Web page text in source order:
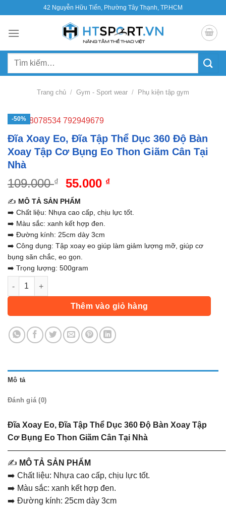
nội
42 Nguyễn Hữu Tiến, Phường Tây Thạnh, TP.HCM
Tìm
Trang chủ / Gym - Sport wear / Phụ kiện tập gym
-50%
Đĩa Xoay Eo, Đĩa Tập Thể Dục 360 Độ Bàn
Xoay Tập Cơ Bụng Eo Thon Giãm Cân Tại
Nhà
109.000₫
Giá
gốc
là:
109.000 ₫.
55.000 ₫
tại
là:
✍️ MÔ TẢ SẢN PHẨM
➡️ Chất liệu: Nhựa cao cấp, chịu lực tốt.
➡️ Màu sắc: xanh kết hợp đen.
➡️ Đường kính: 25cm dày 3cm
➡️ Công dụng: Tập xoay eo giúp làm giảm lượng mỡ, giúp cơ
bụng săn chắc, eo gọn.
➡️ Trọng lượng: 500gram
Đĩa Xoay Eo, Đĩa Tập Thể Dục 360 Độ Bàn Xoay Tập Cơ Bụng
Thêm vào giỏ hàng
Mô tả
Đánh giá (0)
Đĩa Xoay Eo, Đĩa Tập Thể Dục 360 Độ Bàn Xoay Tập
Cơ Bụng Eo Thon Giãm Cân Tại Nhà
✍️ MÔ TẢ SẢN PHẨM
➡️ Chất liệu: Nhựa cao cấp, chịu lực tốt.
➡️ Màu sắc: xanh kết hợp đen.
➡️ Đường kính: 25cm dày 3cm